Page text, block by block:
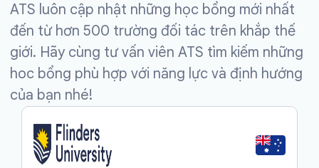
ATS luôn cập nhật những học bổng mới nhất
đến từ hơn 500 trường đối tác trên khắp thế
giới. Hãy cùng tư vấn viên ATS tìm kiếm những
hoc bổng phù hợp với năng lực và định hướng
của bạn nhé!